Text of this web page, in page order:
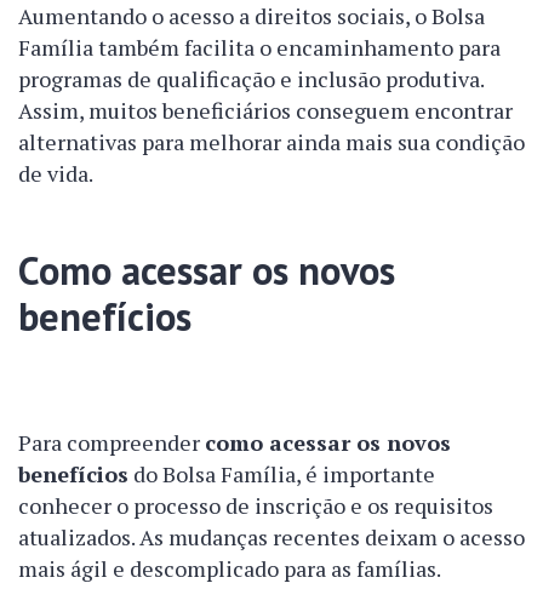
Aumentando o acesso a direitos sociais, o Bolsa
Família também facilita o encaminhamento para
programas de qualificação e inclusão produtiva.
Assim, muitos beneficiários conseguem encontrar
alternativas para melhorar ainda mais sua condição
de vida.
Como acessar os novos
benefícios
Para compreender como acessar os novos
benefícios do Bolsa Família, é importante
conhecer o processo de inscrição e os requisitos
atualizados. As mudanças recentes deixam o acesso
mais ágil e descomplicado para as famílias.